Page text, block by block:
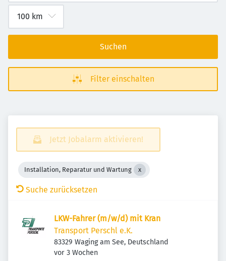
Suchen
Filter einschalten
Jetzt Jobalarm aktivieren!
Installation, Reparatur und Wartung
Suche zurücksetzen
LKW-Fahrer (m/w/d) mit Kran
Transport Perschl e.K.
83329 Waging am See, Deutschland
Veröffentlicht
vor 3 Wochen